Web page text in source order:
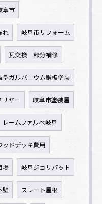
阜市
れ 岐阜市リフォーム
瓦交換 部分補修
阜ガルバニウム鋼板塗装
リヤー 岐阜市塗装屋
レームファルべ岐阜
ッドデッキ費用
場 岐阜ジョリパット
壁 スレート屋根